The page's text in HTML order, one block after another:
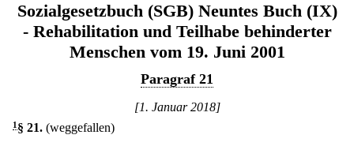
Sozialgesetzbuch (SGB) Neuntes Buch (IX)
- Rehabilitation und Teilhabe behinderter
Menschen vom 19. Juni 2001
Paragraf 21
[1. Januar 2018]
1 § 21. (weggefallen)